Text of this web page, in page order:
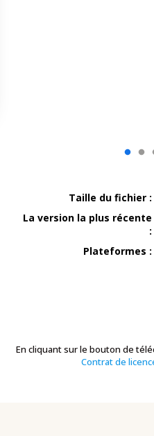
Taille du fichier :
La version la plus récente
:
Plateformes :
En cliquant sur le bouton de
Contrat de